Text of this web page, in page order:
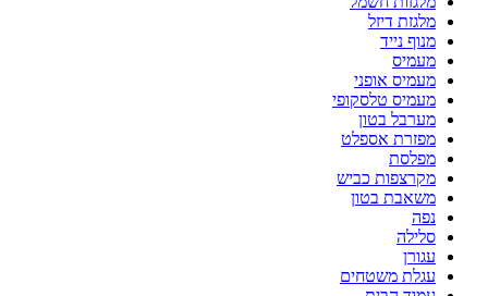
מלגזת דיזל
מנוף נייד
מעמיס
מעמיס אופני
מעמיס טלסקופי
מערבל בטון
מפזרת אספלט
מפלסת
מקרצפות כביש
משאבת בטון
נפה
סלילה
עגורן
עגלת משטחים